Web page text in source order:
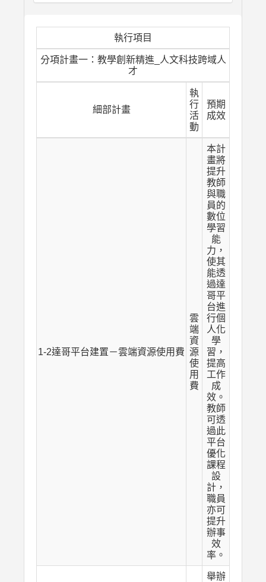
執行項目
分項計畫一：教學創新精進_人文科技跨域人
才
細部計畫
執
行
活
動
預期
成效
1-2達哥平台建置－雲端資源使用費
雲
端
資
源
使
用
費
本計
畫將
提升
教師
與職
員的
數位
學習
能
力，
使其
能透
過達
哥平
台進
行個
人化
學
習，
提高
工作
成
效。
教師
可透
過此
平台
優化
課程
設
計，
職員
亦可
提升
辦事
效
率。
舉辦